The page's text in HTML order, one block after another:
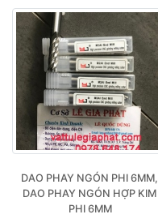
DAO PHAY NGÓN PHI 6MM,
DAO PHAY NGÓN HỢP KIM
PHI 6MM